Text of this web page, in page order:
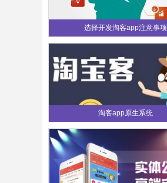
选择开发淘客app注意事项
淘客app原生系统